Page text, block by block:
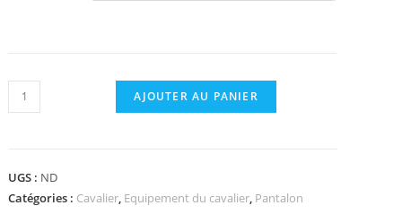
quantité
de
polaire
RIDING
AJOUTER AU PANIER
UGS : ND
Catégories : Cavalier, Equipement du cavalier, Pantalon